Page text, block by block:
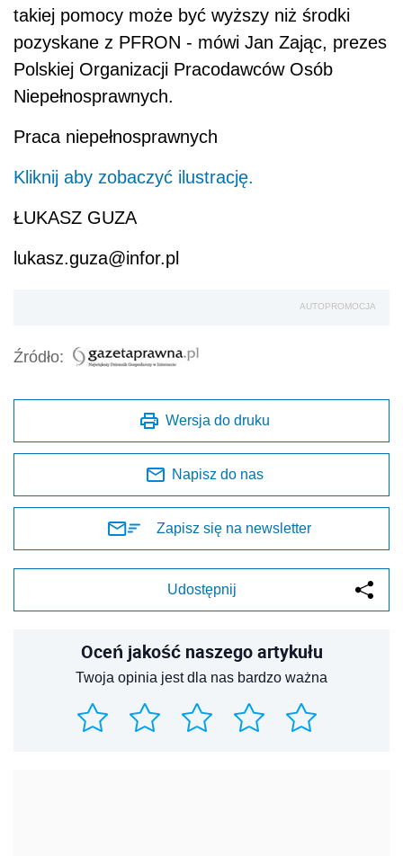
takiej pomocy może być wyższy niż środki
pozyskane z PFRON - mówi Jan Zając, prezes
Polskiej Organizacji Pracodawców Osób
Niepełnosprawnych.
Praca niepełnosprawnych
Kliknij aby zobaczyć ilustrację.
ŁUKASZ GUZA
lukasz.guza@infor.pl
AUTOPROMOCJA
Źródło:
Wersja do druku
Napisz do nas
Zapisz się na newsletter
Udostępnij
Oceń jakość naszego artykułu
Twoja opinia jest dla nas bardzo ważna